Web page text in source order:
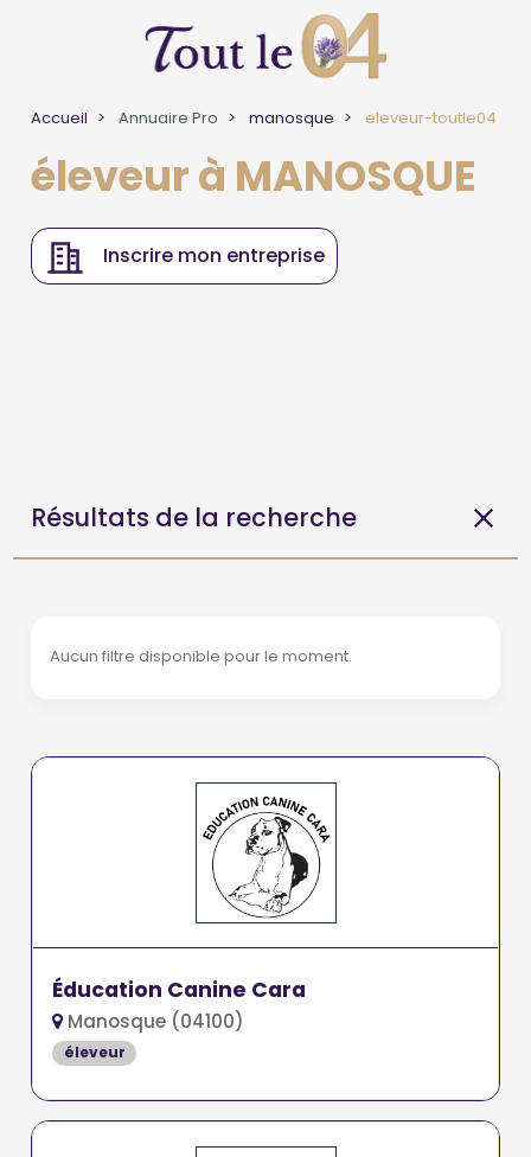
Accueil Annuaire Pro manosque eleveur-toutle04
éleveur à MANOSQUE
Inscrire mon entreprise
Résultats de la recherche
Aucun filtre disponible pour le moment.
Éducation Canine Cara
Manosque (04100)
éleveur